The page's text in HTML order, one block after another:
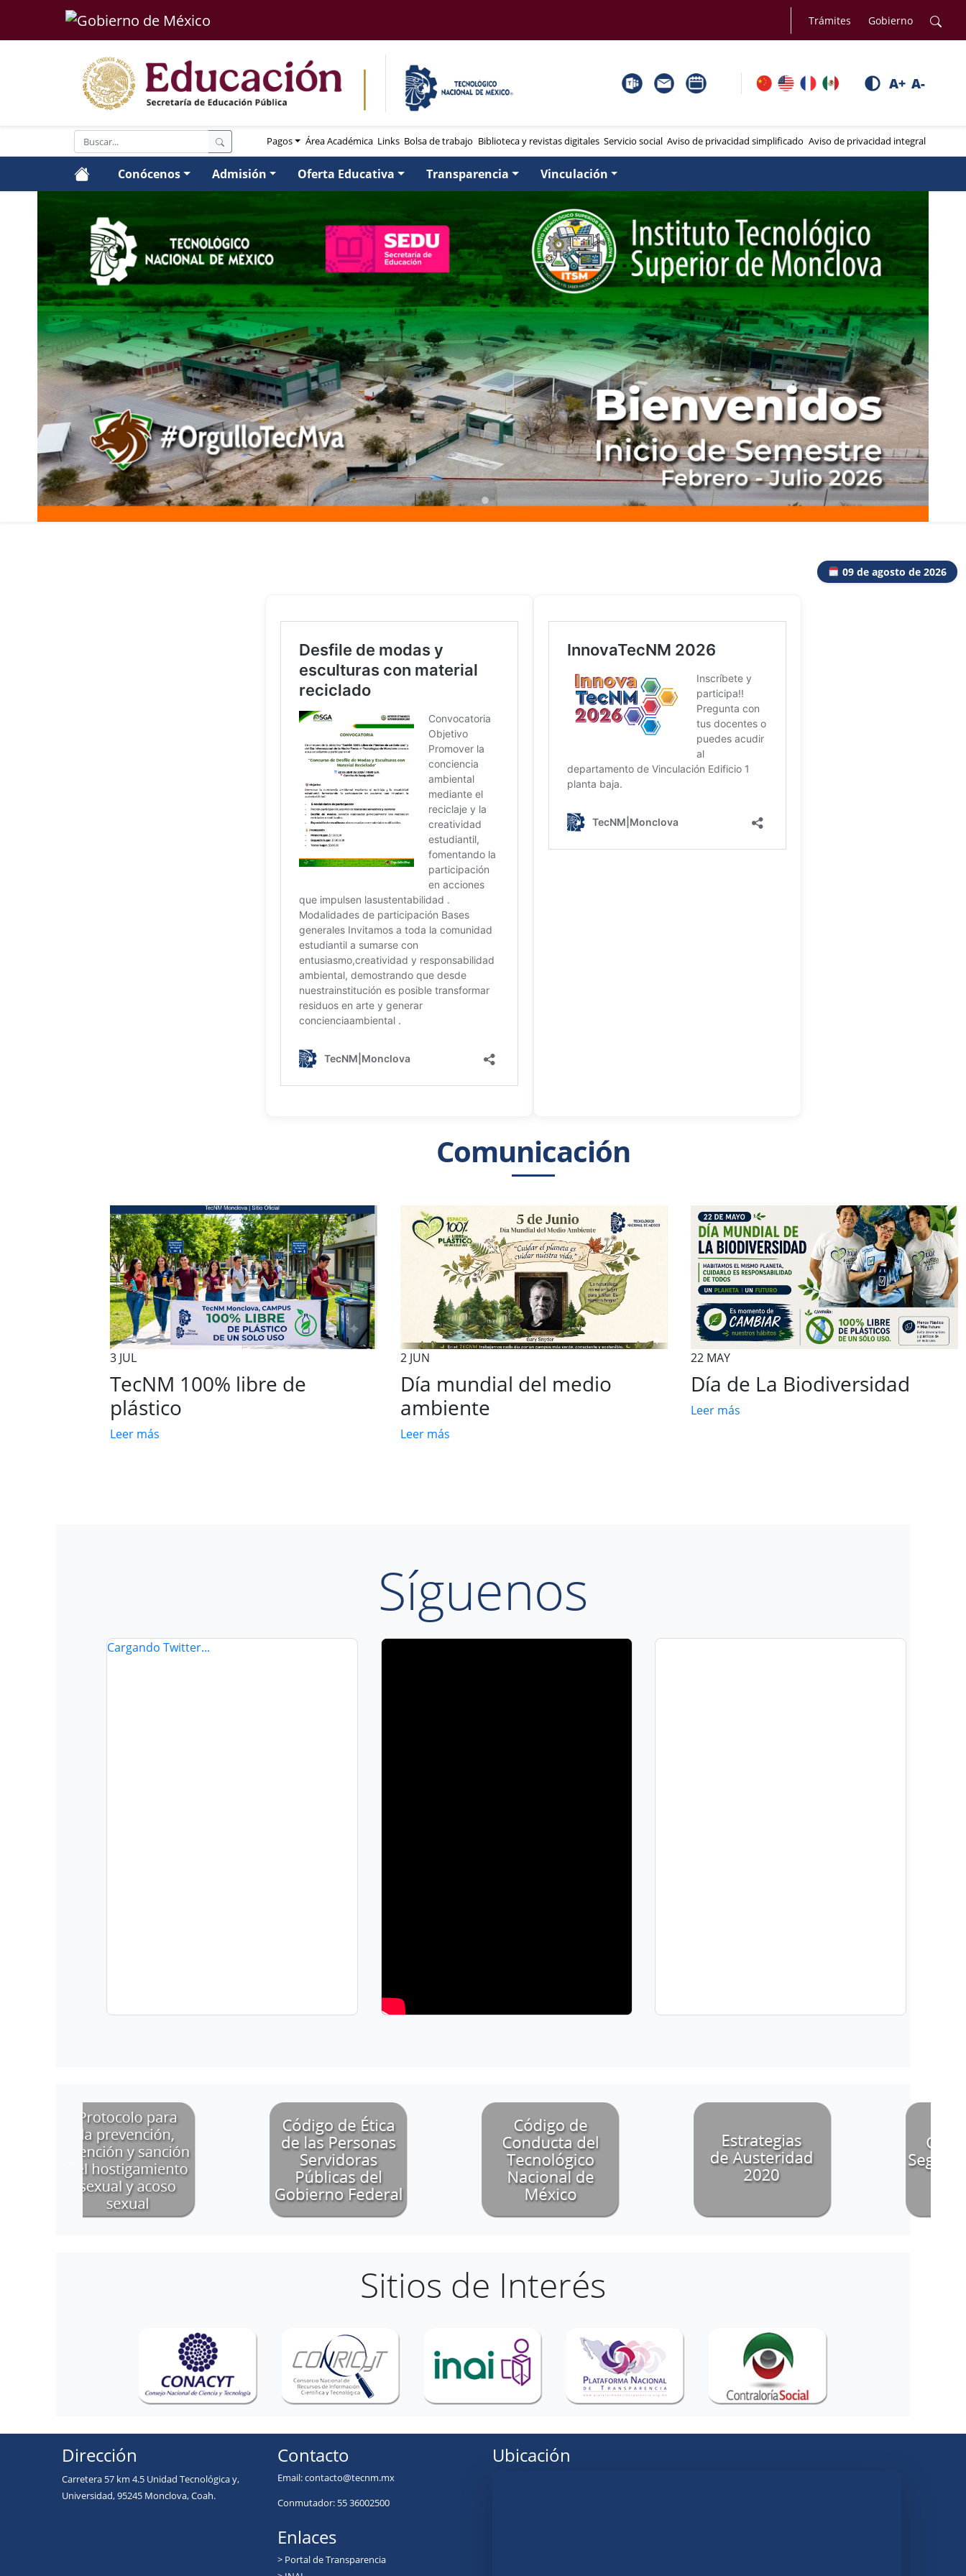
Trámites Gobierno
A+ A-
Pagos Área Académica Links Bolsa de trabajo Biblioteca y revistas digitales Servicio social Aviso de privacidad simplificado Aviso de privacidad integral
Conócenos Admisión Oferta Educativa Transparencia Vinculación
09 de agosto de 2026
Comunicación
2 JUN
Día mundial del medio
ambiente
Leer más
22 MAY
Día de La Biodiversidad
Leer más
TecNM
7 MAY
Programas en favor de los
integrantes de los colectivos
Síguenos
Cargando Twitter...
Sitios de Interés
Dirección
Carretera 57 km 4.5 Unidad Tecnológica y,
Universidad, 95245 Monclova, Coah.
Contacto
Email:contacto@tecnm.mx
Conmutador: 55 36002500
Enlaces
> Portal de Transparencia
Ubicación